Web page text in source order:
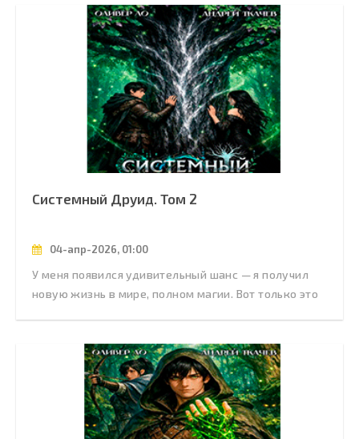
Системный Друид. Том 2
04-апр-2026, 01:00
У меня появился удивительный шанс — я получил
новую жизнь в мире, полном магии. Вот только это